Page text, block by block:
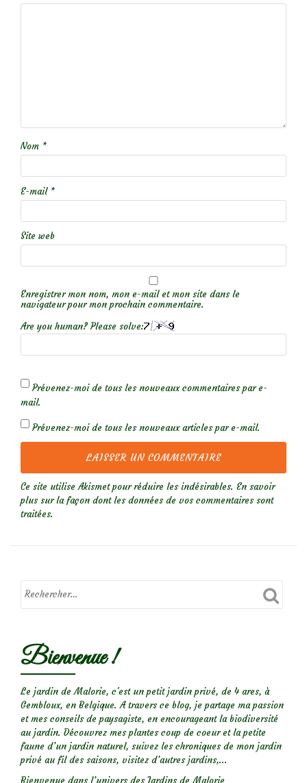
Nom *
E-mail *
Site web
Enregistrer mon nom, mon e-mail et mon site dans le
navigateur pour mon prochain commentaire.
Are you human? Please solve:
Prévenez-moi de tous les nouveaux commentaires par e-
mail.
Prévenez-moi de tous les nouveaux articles par e-mail.
Ce site utilise Akismet pour réduire les indésirables. En savoir
plus sur la façon dont les données de vos commentaires sont
traitées.
Bienvenue !
Le jardin de Malorie, c'est un petit jardin privé, de 4 ares, à
Gembloux, en Belgique. A travers ce blog, je partage ma passion
et mes conseils de paysagiste, en encourageant la biodiversité
au jardin. Découvrez mes plantes coup de coeur et la petite
faune d’un jardin naturel, suivez les chroniques de mon jardin
privé au fil des saisons, visitez d’autres jardins,...
Bienvenue dans l’univers des Jardins de Malorie